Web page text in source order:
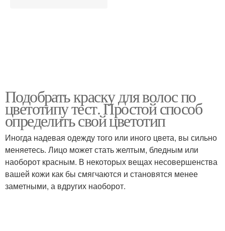
Подобрать краску для волос по
цветотипу тест. Простой способ
определить свой цветотип
Иногда надевая одежду того или иного цвета, вы сильно
меняетесь. Лицо может стать желтым, бледным или
наоборот красным. В некоторых вещах несовершенства
вашей кожи как бы смягчаются и становятся менее
заметными, а вдругих наоборот.